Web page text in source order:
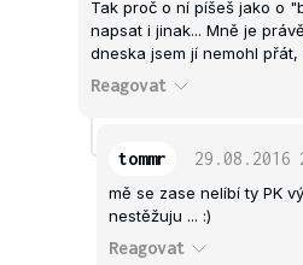
Tak proč o ní píšeš jako o
napsat i jinak... Mně je
dneska jsem jí nemohl
Reagovat
tommr 29.08.2016
mě se zase nelíbí ty PK
nestěžuju ... :)
Reagovat